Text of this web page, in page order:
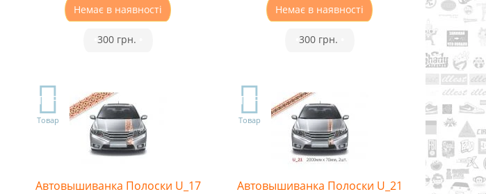
Немає в наявності
300 грн.
Немає в наявності
300 грн.
TOP
Товар
Автовышиванка Полоски U_17
TOP
Товар
Автовышиванка Полоски U_21